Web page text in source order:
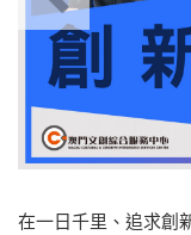
在一日千里、追求創